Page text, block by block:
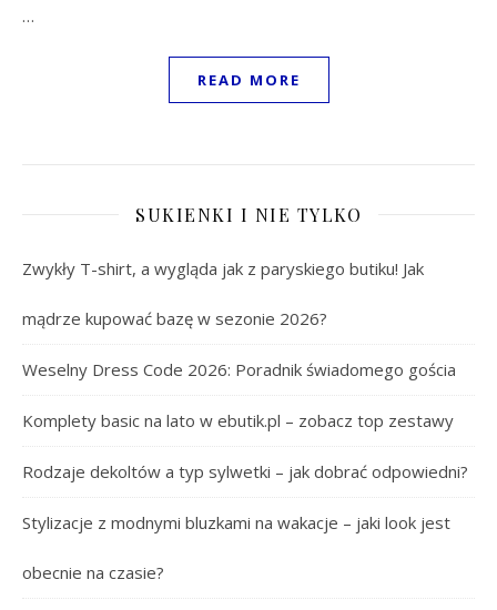
…
READ MORE
SUKIENKI I NIE TYLKO
Zwykły T-shirt, a wygląda jak z paryskiego butiku! Jak
mądrze kupować bazę w sezonie 2026?
Weselny Dress Code 2026: Poradnik świadomego gościa
Komplety basic na lato w ebutik.pl – zobacz top zestawy
Rodzaje dekoltów a typ sylwetki – jak dobrać odpowiedni?
Stylizacje z modnymi bluzkami na wakacje – jaki look jest
obecnie na czasie?